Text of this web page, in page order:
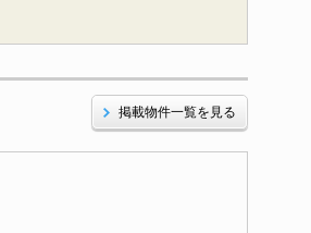
掲載物件一覧を見る